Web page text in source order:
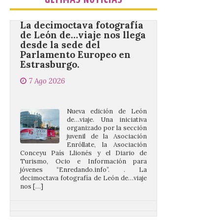
La decimoctava fotografía
de León de…viaje nos llega
desde la sede del
Parlamento Europeo en
Estrasburgo.
7 Ago 2026
organizado por la sección
juvenil de la Asociación
Enróllate, la Asociación
Conceyu País Llionés y el Diario de
Turismo, Ocio e Información para
jóvenes “Enredando.info”. . La
decimoctava fotografía de León de…viaje
nos […]
actuar para salvar el